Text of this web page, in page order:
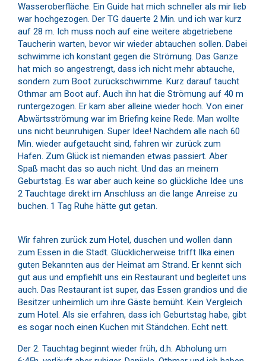
Wasseroberfläche. Ein Guide hat mich schneller als mir lieb
war hochgezogen. Der TG dauerte 2 Min. und ich war kurz
auf 28 m. Ich muss noch auf eine weitere abgetriebene
Taucherin warten, bevor wir wieder abtauchen sollen. Dabei
schwimme ich konstant gegen die Strömung. Das Ganze
hat mich so angestrengt, dass ich nicht mehr abtauche,
sondern zum Boot zurückschwimme. Kurz darauf taucht
Othmar am Boot auf. Auch ihn hat die Strömung auf 40 m
runtergezogen. Er kam aber alleine wieder hoch. Von einer
Abwärtsströmung war im Briefing keine Rede. Man wollte
uns nicht beunruhigen. Super Idee! Nachdem alle nach 60
Min. wieder aufgetaucht sind, fahren wir zurück zum
Hafen. Zum Glück ist niemanden etwas passiert. Aber
Spaß macht das so auch nicht. Und das an meinem
Geburtstag. Es war aber auch keine so glückliche Idee uns
2 Tauchtage direkt im Anschluss an die lange Anreise zu
buchen. 1 Tag Ruhe hätte gut getan.
Wir fahren zurück zum Hotel, duschen und wollen dann
zum Essen in die Stadt. Glücklicherweise trifft Ilka einen
guten Bekannten aus der Heimat am Strand. Er kennt sich
gut aus und empfiehlt uns ein Restaurant und begleitet uns
auch. Das Restaurant ist super, das Essen grandios und die
Besitzer unheimlich um ihre Gäste bemüht. Kein Vergleich
zum Hotel. Als sie erfahren, dass ich Geburtstag habe, gibt
es sogar noch einen Kuchen mit Ständchen. Echt nett.
Der 2. Tauchtag beginnt wieder früh, d.h. Abholung um